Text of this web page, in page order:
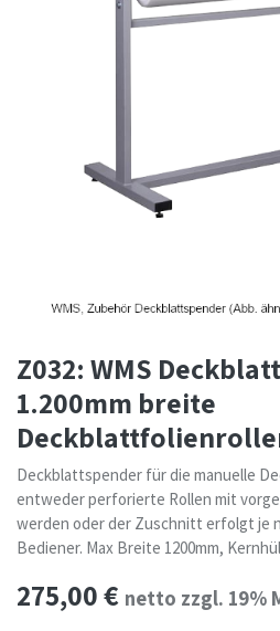
Z032: WMS
1.200mm breite
Deckblattspender für die manuelle
entweder perforierte Rollen mit
werden oder der Zuschnitt erfolgt je
Bediener. Max Breite 1200mm,
275,00€ netto zzgl. 19%